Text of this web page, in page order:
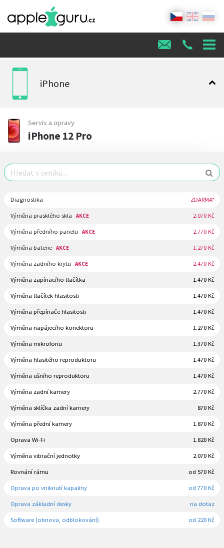
iPhone
Servis a opravy
iPhone 12 Pro
Diagnostika ZDARMA*
Výměna prasklého skla AKCE 2.070 Kč
Výměna předního panelu AKCE 2.770 Kč
Výměna baterie AKCE 1.270 Kč
Výměna zadního krytu AKCE 2.470 Kč
Výměna zapínacího tlačítka 1.470 Kč
Výměna tlačítek hlasitosti 1.470 Kč
Výměna přepínače hlasitosti 1.470 Kč
Výměna napájecího konektoru 1.270 Kč
Výměna mikrofonu 1.370 Kč
Výměna hlasitého reproduktoru 1.470 Kč
Výměna ušního reproduktoru 1.470 Kč
Výměna zadní kamery 2.770 Kč
Výměna sklíčka zadní kamery 870 Kč
Výměna přední kamery 1.870 Kč
Oprava Wi-Fi 1.820 Kč
Výměna vibrační jednotky 2.070 Kč
Rovnání rámu od 570 Kč
Oprava po vniknutí kapaliny od 770 Kč
Oprava základní desky na dotaz
Software (obnova, odblokování) od 220 Kč